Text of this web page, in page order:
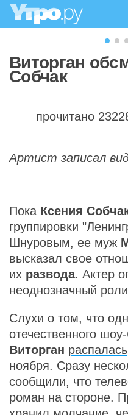
Виторган
Собчак
прочитано
Артист записал
Пока Ксения
группировки
Шнуровым, ее муж
высказал свое
их развода. Актер
неоднозначный
Слухи о том, что
отечественного
Виторган распалась
ноября. Сразу
сообщили, что
роман на стороне.